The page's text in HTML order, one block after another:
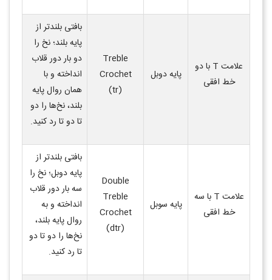
علامت
با دو
خط افقی
پایه دوبل
Treble
Crochet
(tr)
بافتی بلندتر از
پایه بلند؛ نخ را
دو بار دور قلاب
انداخته و با
همان روال پایه
بلند، نخ‌ها را دو
تا دو تا رد کنید.
علامت
با سه
خط افقی
پایه سوبل
Double
Treble
Crochet
(dtr)
بافتی بلندتر از
پایه دوبل؛ نخ را
سه بار دور قلاب
انداخته و به
روال پایه بلند،
نخ‌ها را دو تا دو
تا رد کنید.